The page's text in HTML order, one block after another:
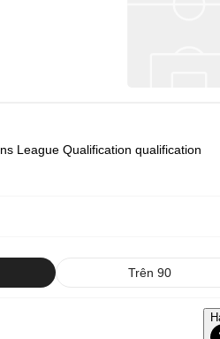
Trên 90